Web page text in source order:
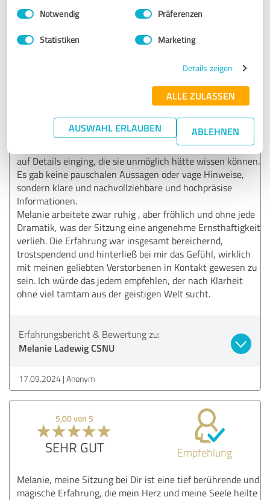
Impressum Datenschutzbestimmungen
Einwilligungsauswahl
Notwendig Präferenzen
Statistiken Marketing
Details zeigen
ALLE ZULASSEN
AUSWAHL ERLAUBEN ABLEHNEN
SEHR GUT Empfehlung
Meine Erfahrung mit der absolut authentischen Melanie
von Anfang an klar und strukturiert, und es wurde eine
Atmosphäre des Vertrauens von ihr geschaffen. Die
Botschaften, die übermittelt wurden, waren präzise,
persönlich und von großer persönlicher Bedeutung für
mich. Besonders beeindruckend war die Art, wie Melanie
auf Details einging, die sie unmöglich hätte wissen können.
Es gab keine pauschalen Aussagen oder vage Hinweise,
sondern klare und nachvollziehbare und hochpräsise
Informationen.
Melanie arbeitete zwar ruhig , aber fröhlich und ohne jede
Dramatik, was der Sitzung eine angenehme Ernsthaftigkeit
verlieh. Die Erfahrung war insgesamt bereichernd,
trostspendend und hinterließ bei mir das Gefühl, wirklich
mit meinen geliebten Verstorbenen in Kontakt gewesen zu
sein. Ich würde das jedem empfehlen, der nach Klarheit
ohne viel tamtam aus der geistigen Welt sucht.
Erfahrungsbericht & Bewertung zu:
Melanie Ladewig CSNU
17.09.2024 Anonym
5,00 von 5
SEHR GUT Empfehlung
Melanie, meine Sitzung bei Dir ist eine tief berührende und
magische Erfahrung, die mein Herz und meine Seele heilte